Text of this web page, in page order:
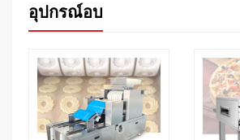
อุปกรณ์อบ